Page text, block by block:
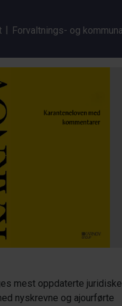
|
mest oppdaterte juridiske
nyskrevne og ajourførte